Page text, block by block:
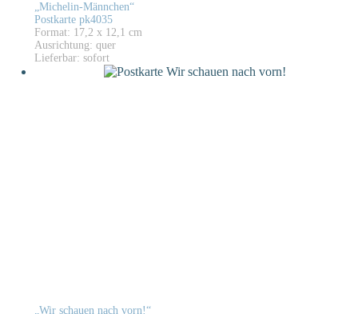
„Michelin-Männchen“
Postkarte pk4035
Format: 17,2 x 12,1 cm
Ausrichtung: quer
Lieferbar: sofort
„Wir schauen nach vorn!“